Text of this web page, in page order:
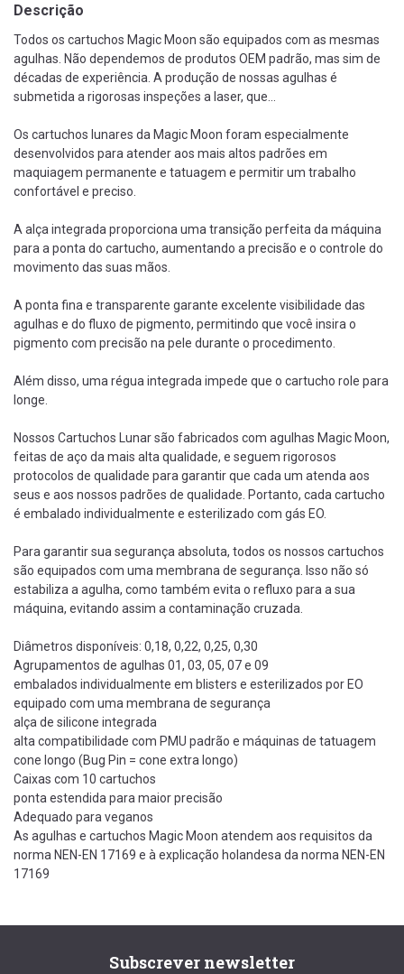
Descrição
Todos os cartuchos Magic Moon são equipados com as mesmas
agulhas. Não dependemos de produtos OEM padrão, mas sim de
décadas de experiência. A produção de nossas agulhas é
submetida a rigorosas inspeções a laser, que...
Os cartuchos lunares da Magic Moon foram especialmente
desenvolvidos para atender aos mais altos padrões em
maquiagem permanente e tatuagem e permitir um trabalho
confortável e preciso.
A alça integrada proporciona uma transição perfeita da máquina
para a ponta do cartucho, aumentando a precisão e o controle do
movimento das suas mãos.
A ponta fina e transparente garante excelente visibilidade das
agulhas e do fluxo de pigmento, permitindo que você insira o
pigmento com precisão na pele durante o procedimento.
Além disso, uma régua integrada impede que o cartucho role para
longe.
Nossos Cartuchos Lunar são fabricados com agulhas Magic Moon,
feitas de aço da mais alta qualidade, e seguem rigorosos
protocolos de qualidade para garantir que cada um atenda aos
seus e aos nossos padrões de qualidade. Portanto, cada cartucho
é embalado individualmente e esterilizado com gás EO.
Para garantir sua segurança absoluta, todos os nossos cartuchos
são equipados com uma membrana de segurança. Isso não só
estabiliza a agulha, como também evita o refluxo para a sua
máquina, evitando assim a contaminação cruzada.
Diâmetros disponíveis: 0,18, 0,22, 0,25, 0,30
Agrupamentos de agulhas 01, 03, 05, 07 e 09
embalados individualmente em blisters e esterilizados por EO
equipado com uma membrana de segurança
alça de silicone integrada
alta compatibilidade com PMU padrão e máquinas de tatuagem
cone longo (Bug Pin = cone extra longo)
Caixas com 10 cartuchos
ponta estendida para maior precisão
Adequado para veganos
As agulhas e cartuchos Magic Moon atendem aos requisitos da
norma NEN-EN 17169 e à explicação holandesa da norma NEN-EN
17169
Subscrever newsletter